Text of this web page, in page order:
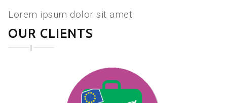
Lorem ipsum dolor sit amet
OUR CLIENTS